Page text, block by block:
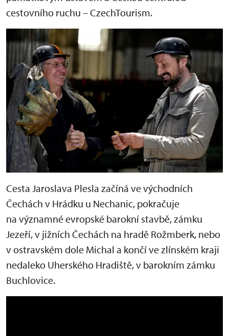
cestovního ruchu – CzechTourism.
Cesta Jaroslava Plesla začíná ve východních
Čechách v Hrádku u Nechanic, pokračuje
na významné evropské barokní stavbě, zámku
Jezeří, v jižních Čechách na hradě Rožmberk, nebo
v ostravském dole Michal a končí ve zlínském kraji
nedaleko Uherského Hradiště, v barokním zámku
Buchlovice.